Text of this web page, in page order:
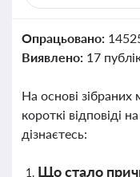
Опрацьовано:
Виявлено: 17
На основі зібраних
короткі відповіді
дізнаєтесь:
Що стало